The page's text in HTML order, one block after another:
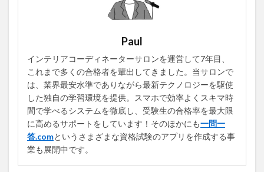
Paul
インテリアコーディネーターサロンを運営して7年目、
これまで多くの合格者を輩出してきました。当サロンで
は、業界最安水準でありながら最新テクノロジーを駆使
した独自の学習環境を提供。スマホで効率よくスキマ時
間で学べるシステムを徹底し、受験生の合格率を最大限
に高めるサポートをしています！そのほかにも一問一
答.comというさまざまな資格試験のアプリを作成する事
業も展開中です。